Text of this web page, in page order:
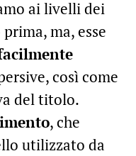
ai livelli dei
ma, esse
così come
del titolo.
, che
utilizzato da